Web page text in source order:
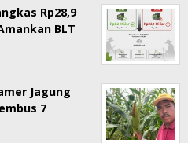
Rp28,9
BLT
Jagung
7